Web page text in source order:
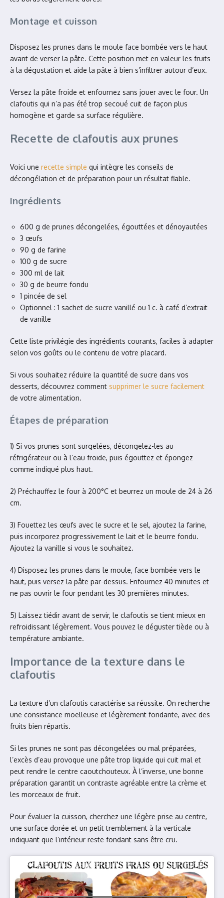
Montage et cuisson
Disposez les prunes dans le moule face bombée vers le haut
avant de verser la pâte. Cette position met en valeur les fruits
à la dégustation et aide la pâte à bien s’infiltrer autour d’eux.
Versez la pâte froide et enfournez sans jouer avec le four. Un
clafoutis qui n’a pas été trop secoué cuit de façon plus
homogène et garde sa surface régulière.
Recette de clafoutis aux prunes
Voici une recette simple qui intègre les conseils de
décongélation et de préparation pour un résultat fiable.
Ingrédients
600 g de prunes décongelées, égouttées et dénoyautées
3 œufs
90 g de farine
100 g de sucre
300 ml de lait
30 g de beurre fondu
1 pincée de sel
Optionnel : 1 sachet de sucre vanillé ou 1 c. à café d’extrait
de vanille
Cette liste privilégie des ingrédients courants, faciles à adapter
selon vos goûts ou le contenu de votre placard.
Si vous souhaitez réduire la quantité de sucre dans vos
desserts, découvrez comment supprimer le sucre facilement
de votre alimentation.
Étapes de préparation
1) Si vos prunes sont surgelées, décongelez-les au
réfrigérateur ou à l’eau froide, puis égouttez et épongez
comme indiqué plus haut.
2) Préchauffez le four à 200°C et beurrez un moule de 24 à 26
cm.
3) Fouettez les œufs avec le sucre et le sel, ajoutez la farine,
puis incorporez progressivement le lait et le beurre fondu.
Ajoutez la vanille si vous le souhaitez.
4) Disposez les prunes dans le moule, face bombée vers le
haut, puis versez la pâte par-dessus. Enfournez 40 minutes et
ne pas ouvrir le four pendant les 30 premières minutes.
5) Laissez tiédir avant de servir, le clafoutis se tient mieux en
refroidissant légèrement. Vous pouvez le déguster tiède ou à
température ambiante.
Importance de la texture dans le
clafoutis
La texture d’un clafoutis caractérise sa réussite. On recherche
une consistance moelleuse et légèrement fondante, avec des
fruits bien répartis.
Si les prunes ne sont pas décongelées ou mal préparées,
l’excès d’eau provoque une pâte trop liquide qui cuit mal et
peut rendre le centre caoutchouteux. À l’inverse, une bonne
préparation garantit un contraste agréable entre la crème et
les morceaux de fruit.
Pour évaluer la cuisson, cherchez une légère prise au centre,
une surface dorée et un petit tremblement à la verticale
indiquant que l’intérieur reste fondant sans être cru.